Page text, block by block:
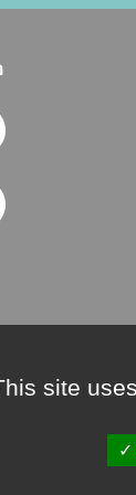
site